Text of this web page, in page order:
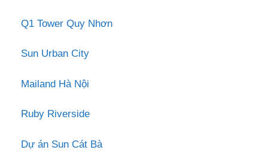
Q1 Tower Quy Nhơn
Sun Urban City
Mailand Hà Nội
Ruby Riverside
Dự án Sun Cát Bà